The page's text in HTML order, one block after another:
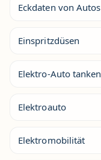
Eckdaten von Autos
Einspritzdüsen
Elektro-Auto tanken
Elektroauto
Elektromobilität